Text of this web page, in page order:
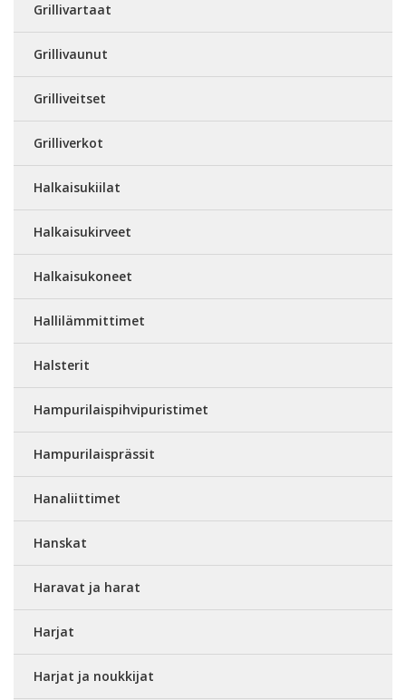
Grillivartaat
Grillivaunut
Grilliveitset
Grilliverkot
Halkaisukiilat
Halkaisukirveet
Halkaisukoneet
Hallilämmittimet
Halsterit
Hampurilaispihvipuristimet
Hampurilaisprässit
Hanaliittimet
Hanskat
Haravat ja harat
Harjat
Harjat ja noukkijat